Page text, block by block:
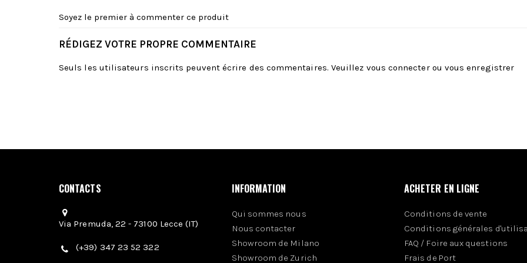
Soyez le premier à commenter ce produit
RÉDIGEZ VOTRE PROPRE COMMENTAIRE
Seuls les utilisateurs inscrits peuvent écrire des commentaires. Veuillez vous connecterou vous enregistrer
CONTACTS
Via Premuda, 22 - 73100 Lecce (IT)
(+39) 347 23 52 322
INFORMATION
Qui sommes nous
Nous contacter
Showroom de Milano
Showroom de Zurich
ACHETER EN LIGNE
Conditions de vente
Conditions générales
FAQ / Foire aux questions
Frais de Port